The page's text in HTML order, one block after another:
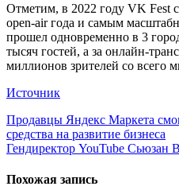
Отметим, в 2022 году VK Fest
open-air года и самым
прошел одновременно в 3
тысяч гостей, а за онлайн-
миллионов зрителей со всего
Источник
Навигация
по
Продавцы Яндекс Маркета
средства на развитие бизнеса
Гендиректор YouTube Сьюзан
Похожая запись